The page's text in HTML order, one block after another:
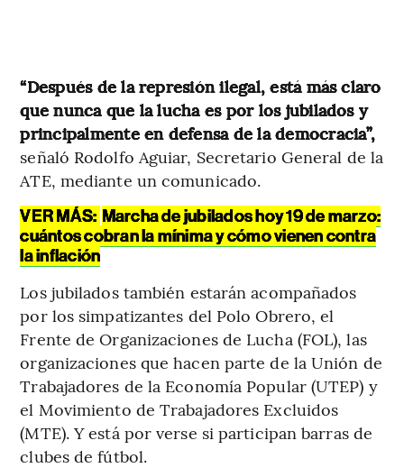
“Después de la represión ilegal, está más claro
que nunca que la lucha es por los jubilados y
principalmente en defensa de la democracia”,
señaló Rodolfo Aguiar, Secretario General de la
ATE, mediante un comunicado.
VER MÁS: Marcha de jubilados hoy 19 de marzo:
cuántos cobran la mínima y cómo vienen contra
la inflación
Los jubilados también estarán acompañados
por los simpatizantes del Polo Obrero, el
Frente de Organizaciones de Lucha (FOL), las
organizaciones que hacen parte de la Unión de
Trabajadores de la Economía Popular (UTEP) y
el Movimiento de Trabajadores Excluidos
(MTE). Y está por verse si participan barras de
clubes de fútbol.